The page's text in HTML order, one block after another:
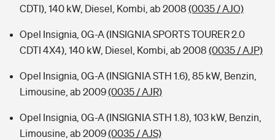
CDTI), 140 kW, Diesel, Kombi, ab 2008 (0035 / AJO)
Opel Insignia, 0G-A (INSIGNIA SPORTS TOURER 2.0
CDTI 4X4), 140 kW, Diesel, Kombi, ab 2008 (0035 / AJP)
Opel Insignia, 0G-A (INSIGNIA STH 1.6), 85 kW, Benzin,
Limousine, ab 2009(0035 / AJR)
Opel Insignia, 0G-A (INSIGNIA STH 1.8), 103 kW, Benzin,
Limousine, ab 2009(0035 / AJS)